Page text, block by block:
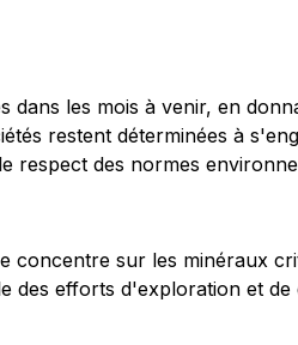
les mois à venir, en
restent déterminées à
des normes
sur les minéraux
des efforts d'exploration et